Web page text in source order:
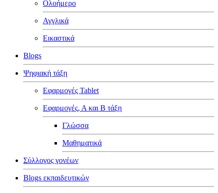
Ολοήμερο
Αγγλικά
Εικαστικά
Blogs
Ψηφιακή τάξη
Εφαρμογές Tablet
Εφαρμογές, Α και Β τάξη
Γλώσσα
Μαθηματικά
Σύλλογος γονέων
Blogs εκπαιδευτικών